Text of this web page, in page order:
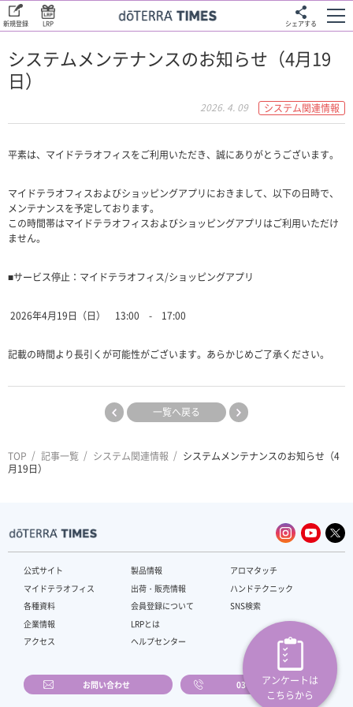
LRP
新規登録 シェアする
システムメンテナンスのお知らせ（4月19
日）
2026. 4. 09 システム関連情報
平素は、マイドテラオフィスをご利用いただき、誠にありがとうございます。
マイドテラオフィスおよびショッピングアプリにおきまして、以下の日時で、
メンテナンスを予定しております。
この時間帯はマイドテラオフィスおよびショッピングアプリはご利用いただけ
ません。
■サービス停止：マイドテラオフィス/ショッピングアプリ
2026年4月19日（日） 13:00 - 17:00
記載の時間より長引くが可能性がございます。あらかじめご了承ください。
一覧へ戻る
TOP 記事一覧 システム関連情報
システムメンテナンスのお知らせ（4
月19日）
公式サイト
マイドテラオフィス
各種資料
企業情報
アクセス
製品情報
出荷・販売情報
会員登録について
LRPとは
ヘルプセンター
アロマタッチ
ハンドテクニック
SNS検索
お問い合わせ 03-4589-2610アンケートは
こちらから